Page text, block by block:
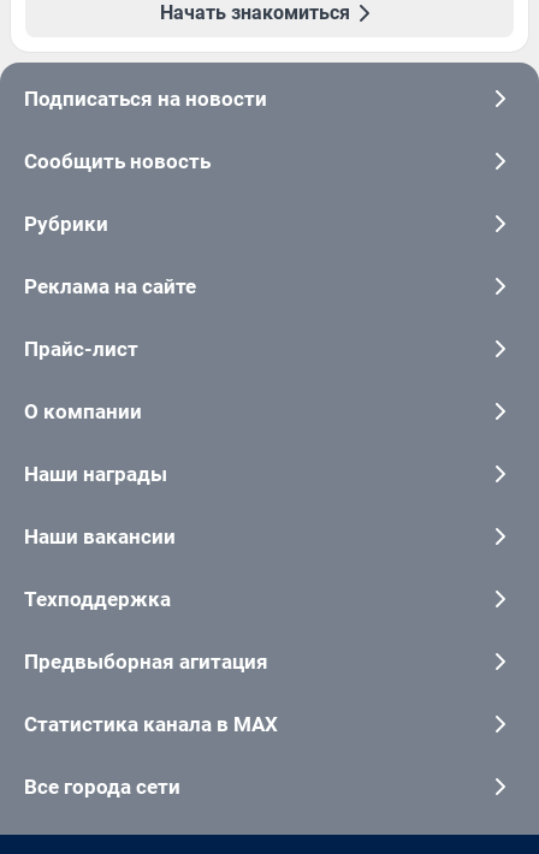
Начать знакомиться
Подписаться на новости
Сообщить новость
Рубрики
Реклама на сайте
Прайс-лист
О компании
Наши награды
Наши вакансии
Техподдержка
Предвыборная агитация
Статистика канала в MAX
Все города сети